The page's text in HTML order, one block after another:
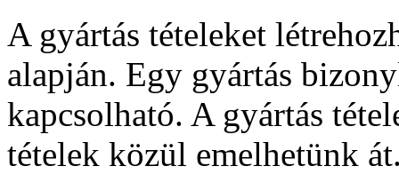
A gyártás tételeket
alapján. Egy gyártás
kapcsolható. A gyártás
tételek közül emelhetünk